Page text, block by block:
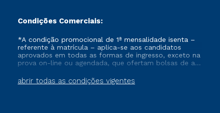
Condições Comerciais:
abrir todas as condições vigentes
*A condição promocional de 1ª mensalidade isenta –
referente à matrícula – aplica-se aos candidatos
aprovados em todas as formas de ingresso, exceto na
prova on-line ou agendada, que ofertam bolsas de até
vigente, que ainda não tenham efetivado e/ou não
tenham cancelado ou trancado sua matrícula em uma